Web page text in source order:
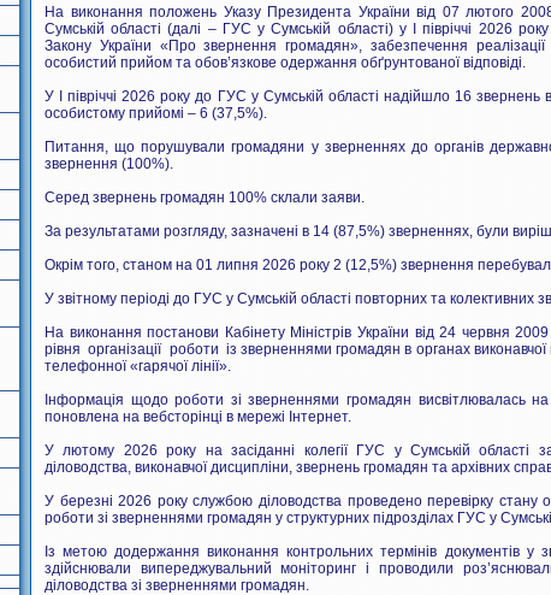
На виконання положень Указу Президента України від 07 лютого
Сумській області (далі – ГУС у Сумській області) у І півріччі 2026
Закону України «Про звернення громадян», забезпечення
особистий прийом та обов’язкове одержання обґрунтованої відповіді.
У І півріччі 2026 року до ГУС у Сумській області надійшло 16
особистому прийомі – 6 (37,5%).
Питання, що порушували громадяни у зверненнях до органів
звернення (100%).
Серед звернень громадян 100% склали заяви.
За результатами розгляду, зазначені в 14 (87,5%) зверненнях, були
Окрім того, станом на 01 липня 2026 року 2 (12,5%) звернення
У звітному періоді до ГУС у Сумській області повторних та колективних
На виконання постанови Кабінету Міністрів України від 24 червня
рівня організації роботи із зверненнями громадян в органах
телефонної «гарячої лінії».
Інформація щодо роботи зі зверненнями громадян висвітлювалась
поновлена на вебсторінці в мережі Інтернет.
У лютому 2026 року на засіданні колегії ГУС у Сумській області
діловодства, виконавчої дисципліни, звернень громадян та архівних
У березні 2026 року службою діловодства проведено перевірку стану
роботи зі зверненнями громадян у структурних підрозділах ГУС у
Із метою додержання виконання контрольних термінів документів у
здійснювали випереджувальний моніторинг і проводили
діловодства зі зверненнями громадян.